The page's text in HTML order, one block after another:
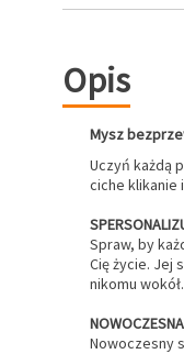
Opis
Mysz
Uczyń każdą
ciche klikanie
Spraw, by
Cię życie. Jej
nikomu wokół.
Nowoczesny